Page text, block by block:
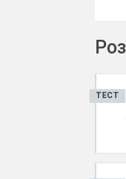
ТЕСТ